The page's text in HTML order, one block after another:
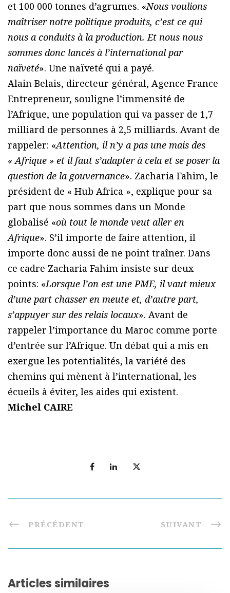
et 100 000 tonnes d’agrumes. «Nous voulions
maîtriser notre politique produits, c’est ce qui
nous a conduits à la production. Et nous nous
sommes donc lancés à l’international par
naïveté». Une naïveté qui a payé.
Alain Belais, directeur général, Agence France
Entrepreneur, souligne l’immensité de
l’Afrique, une population qui va passer de 1,7
milliard de personnes à 2,5 milliards. Avant de
rappeler: «Attention, il n’y a pas une mais des
« Afrique » et il faut s’adapter à cela et se poser la
question de la gouvernance». Zacharia Fahim, le
président de « Hub Africa », explique pour sa
part que nous sommes dans un Monde
globalisé «où tout le monde veut aller en
Afrique». S’il importe de faire attention, il
importe donc aussi de ne point traîner. Dans
ce cadre Zacharia Fahim insiste sur deux
points: «Lorsque l’on est une PME, il vaut mieux
d’une part chasser en meute et, d’autre part,
s’appuyer sur des relais locaux». Avant de
rappeler l’importance du Maroc comme porte
d’entrée sur l’Afrique. Un débat qui a mis en
exergue les potentialités, la variété des
chemins qui mènent à l’international, les
écueils à éviter, les aides qui existent.
Michel CAIRE
PRÉCÉDENT SUIVANT
Articles similaires